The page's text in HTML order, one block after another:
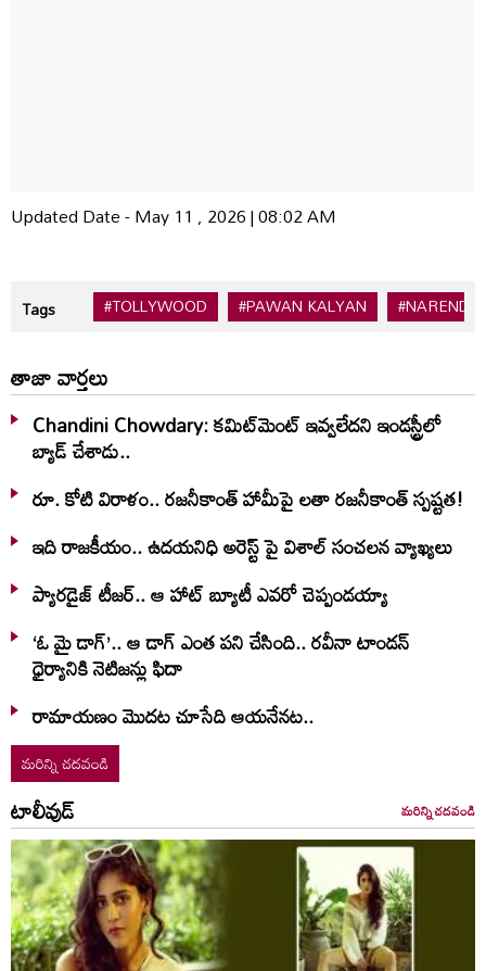
Updated Date - May 11 , 2026 | 08:02 AM
Tags #TOLLYWOOD #PAWAN KALYAN
తాజా వార్తలు
Chandini Chowdary: కమిట్‌మెంట్ ఇవ్వలేదని ఇండస్ట్రీలో
బ్యాడ్ చేశాడు..
రూ. కోటి విరాళం.. రజనీకాంత్ హామీపై లతా రజనీకాంత్ స్పష్టత!
ఇది రాజకీయం.. ఉదయనిధి అరెస్ట్ పై విశాల్ సంచలన వ్యాఖ్యలు
ప్యారడైజ్ టీజర్.. ఆ హాట్ బ్యూటీ ఎవరో చెప్పండయ్యా
‘ఓ మై డాగ్’.. ఆ డాగ్ ఎంత పని చేసింది.. రవీనా టాండన్
ధైర్యానికి నెటిజన్లు ఫిదా
రామాయణం మొదట చూసేది ఆయనేనట..
మరిన్ని చదవండి
టాలీవుడ్ మరిన్ని చదవండి